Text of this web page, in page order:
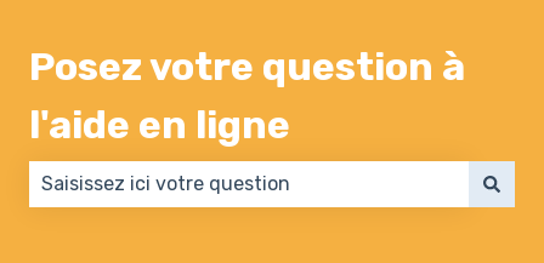
Posez votre question à
l'aide en ligne